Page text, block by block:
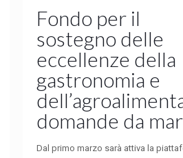
Fondo per il
sostegno delle
eccellenze della
gastronomia e
domande da
Dal primo marzo sarà attiva la